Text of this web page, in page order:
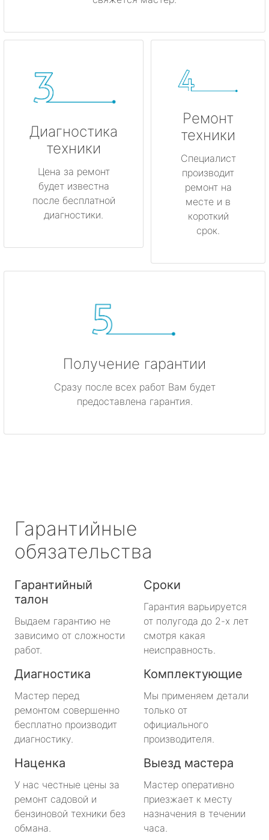
Диагностика
техники
Цена за ремонт
будет известна
после бесплатной
диагностики.
Ремонт
техники
Специалист
производит
ремонт на
месте и в
короткий
срок.
Получение гарантии
Сразу после всех работ Вам будет
предоставлена гарантия.
Гарантийные
обязательства
Гарантийный
талон
Выдаем гарантию не
зависимо от сложности
работ.
Сроки
Гарантия варьируется
от полугода до 2-х лет
смотря какая
неисправность.
Диагностика
Мастер перед
ремонтом совершенно
бесплатно производит
диагностику.
Комплектующие
Мы применяем детали
только от
официального
производителя.
Наценка
У нас честные цены за
ремонт садовой и
бензиновой техники без
обмана.
Выезд мастера
Мастер оперативно
приезжает к месту
назначения в течении
часа.